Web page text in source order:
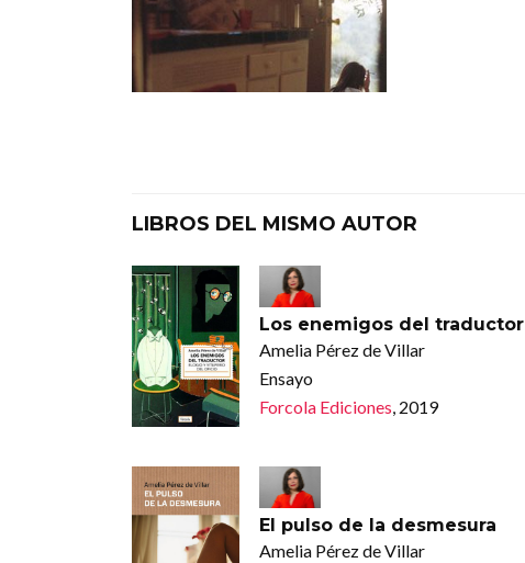
LIBROS DEL MISMO AUTOR
Los enemigos del traductor
Amelia Pérez de Villar
Ensayo
Forcola Ediciones, 2019
El pulso de la desmesura
Amelia Pérez de Villar